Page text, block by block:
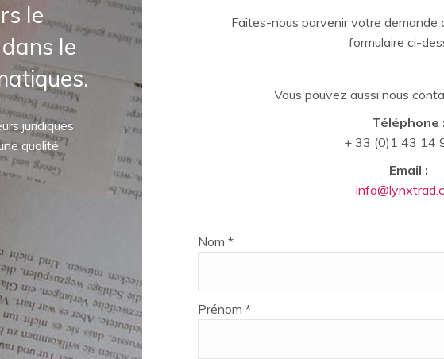
le
le
juridiques
qualité
Faites-nous parvenir votre demande
formulaire ci-
Vous pouvez aussi nous
Téléphone :
+ 33 (0)1 43 14
Email :
Nom *
Prénom *